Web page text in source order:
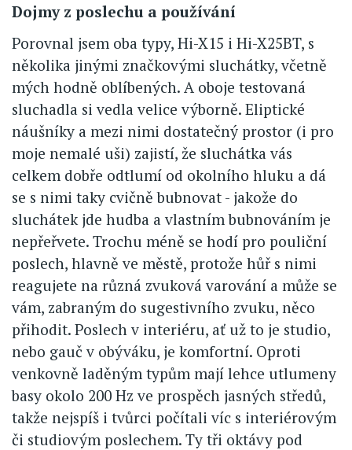
Dojmy z poslechu a používání
Porovnal jsem oba typy, Hi-X15 i Hi-X25BT, s
několika jinými značkovými sluchátky, včetně
mých hodně oblíbených. A oboje testovaná
sluchadla si vedla velice výborně. Eliptické
náušníky a mezi nimi dostatečný prostor (i pro
moje nemalé uši) zajistí, že sluchátka vás
celkem dobře odtlumí od okolního hluku a dá
se s nimi taky cvičně bubnovat - jakože do
sluchátek jde hudba a vlastním bubnováním je
nepřeřvete. Trochu méně se hodí pro pouliční
poslech, hlavně ve městě, protože hůř s nimi
reagujete na různá zvuková varování a může se
vám, zabraným do sugestivního zvuku, něco
přihodit. Poslech v interiéru, ať už to je studio,
nebo gauč v obýváku, je komfortní. Oproti
venkovně laděným typům mají lehce utlumeny
basy okolo 200 Hz ve prospěch jasných středů,
takže nejspíš i tvůrci počítali víc s interiérovým
či studiovým poslechem. Ty tři oktávy pod